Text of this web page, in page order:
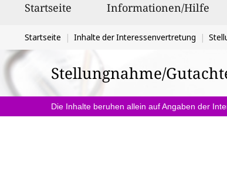
Startseite Informationen/Hilfe
Sie
befinden
sich
hier:
Startseite Inhalte der Interessenvertretung
Stellungnahme/
Die Inhalte beruhen allein auf Angaben der